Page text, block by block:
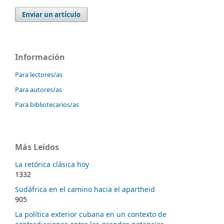
Enviar un artículo
Información
Para lectores/as
Para autores/as
Para bibliotecarios/as
Más Leídos
La retórica clásica hoy
1332
Sudáfrica en el camino hacia el apartheid
905
La política exterior cubana en un contexto de